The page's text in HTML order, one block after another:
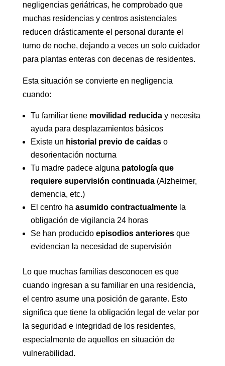
negligencias geriátricas, he comprobado que
muchas residencias y centros asistenciales
reducen drásticamente el personal durante el
turno de noche, dejando a veces un solo cuidador
para plantas enteras con decenas de residentes.
Esta situación se convierte en negligencia
cuando:
Tu familiar tiene movilidad reduciday necesita
ayuda para desplazamientos básicos
Existe un historial previo de caídaso
desorientación nocturna
Tu madre padece alguna patología que
requiere supervisión continuada(Alzheimer,
demencia, etc.)
El centro ha asumido contractualmentela
obligación de vigilancia 24 horas
Se han producido episodios anterioresque
evidencian la necesidad de supervisión
Lo que muchas familias desconocen es que
cuando ingresan a su familiar en una residencia,
el centro asume una posición de garante. Esto
significa que tiene la obligación legal de velar por
la seguridad e integridad de los residentes,
especialmente de aquellos en situación de
vulnerabilidad.